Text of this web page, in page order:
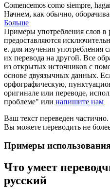
Comencemos como siempre,
Начнем, как обычно,
Больше
Примеры употребления слов в
предоставляются
е. для изучения употребления
их перевода на другой. Все
из открытых источников с
основе двуязычных данных.
орфографическую,
оригинале или переводе,
проблеме" или напишите нам
Ваш текст переведен частично.
Вы можете переводить не
Примеры
Что умеет
русский